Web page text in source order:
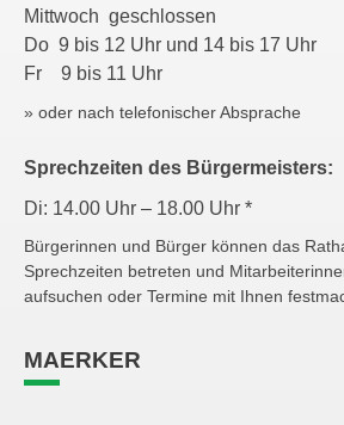
Mittwoch geschlossen
Do 9 bis 12 Uhr und 14 bis 17
Fr 9 bis 11 Uhr
» oder nach telefonischer Absprache
Sprechzeiten des Bürgermeisters:
Di: 14.00 Uhr – 18.00 Uhr *
Bürgerinnen und Bürger können das
Sprechzeiten betreten und
aufsuchen oder Termine mit Ihnen
MAERKER